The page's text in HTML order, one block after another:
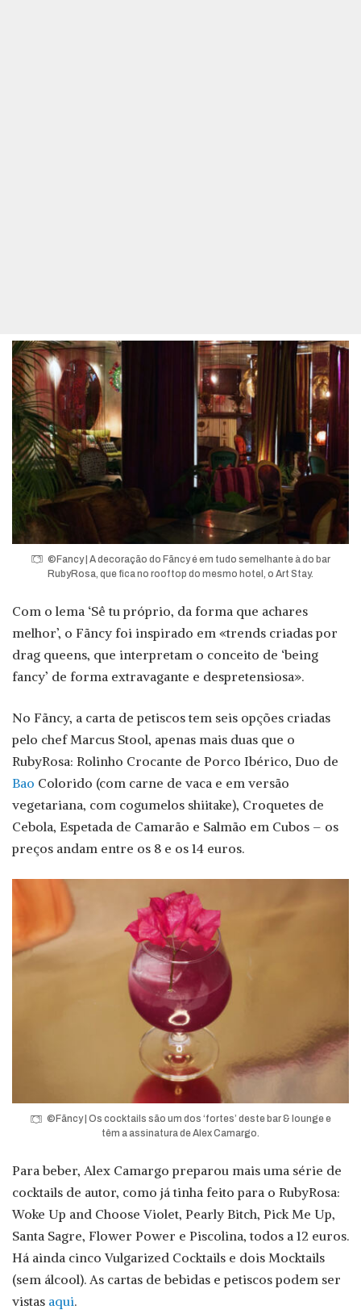
©Fancy | A decoração do Fãncy é em tudo semelhante à do bar
RubyRosa, que fica no rooftop do mesmo hotel, o Art Stay.
Com o lema ‘Sê tu próprio, da forma que achares
melhor’, o Fãncy foi inspirado em «trends criadas por
drag queens, que interpretam o conceito de ‘being
fancy’ de forma extravagante e despretensiosa».
No Fãncy, a carta de petiscos tem seis opções criadas
pelo chef Marcus Stool, apenas mais duas que o
RubyRosa: Rolinho Crocante de Porco Ibérico, Duo de
Bao Colorido (com carne de vaca e em versão
vegetariana, com cogumelos shiitake), Croquetes de
Cebola, Espetada de Camarão e Salmão em Cubos – os
preços andam entre os 8 e os 14 euros.
©Fãncy | Os cocktails são um dos ‘fortes’ deste bar & lounge e
têm a assinatura de Alex Camargo.
Para beber, Alex Camargo preparou mais uma série de
cocktails de autor, como já tinha feito para o RubyRosa:
Woke Up and Choose Violet, Pearly Bitch, Pick Me Up,
Santa Sagre, Flower Power e Piscolina, todos a 12 euros.
Há ainda cinco Vulgarized Cocktails e dois Mocktails
(sem álcool). As cartas de bebidas e petiscos podem ser
vistas aqui.